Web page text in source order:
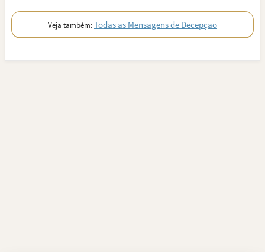
Veja também:Todas as Mensagens de Decepção